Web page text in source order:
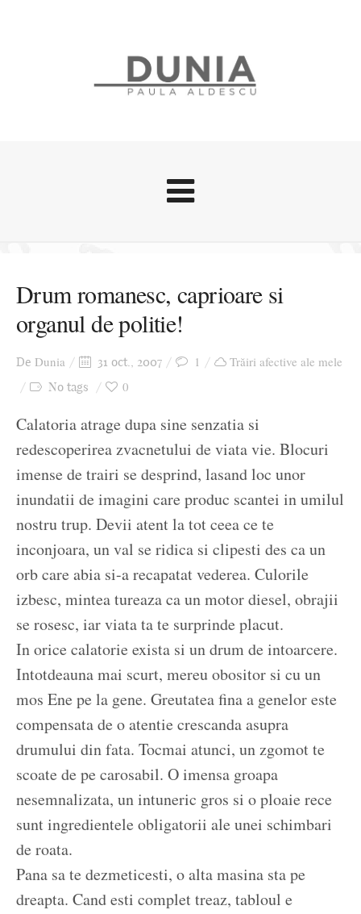
Zice Dunia
Călătorii
Cursuri povestite
Drum romanesc, caprioare si
organul de politie!
De Dunia 31 oct., 2007 1 Trăiri afective ale mele
No tags 0
Calatoria atrage dupa sine senzatia si
redescoperirea zvacnetului de viata vie. Blocuri
imense de trairi se desprind, lasand loc unor
inundatii de imagini care produc scantei in umilul
nostru trup. Devii atent la tot ceea ce te
inconjoara, un val se ridica si clipesti des ca un
orb care abia si-a recapatat vederea. Culorile
izbesc, mintea tureaza ca un motor diesel, obrajii
se rosesc, iar viata ta te surprinde placut.
In orice calatorie exista si un drum de intoarcere.
Intotdeauna mai scurt, mereu obositor si cu un
mos Ene pe la gene. Greutatea fina a genelor este
compensata de o atentie crescanda asupra
drumului din fata. Tocmai atunci, un zgomot te
scoate de pe carosabil. O imensa groapa
nesemnalizata, un intuneric gros si o ploaie rece
sunt ingredientele obligatorii ale unei schimbari
de roata.
Pana sa te dezmeticesti, o alta masina sta pe
dreapta. Cand esti complet treaz, tabloul e